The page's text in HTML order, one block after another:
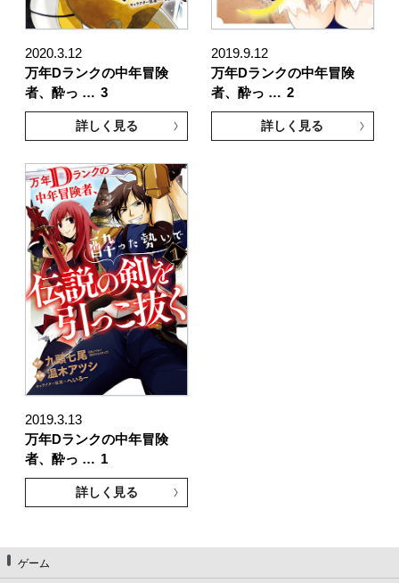
2020.3.12
万年Dランクの中年冒険
者、酔っ … 3
詳しく見る
2019.9.12
万年Dランクの中年冒険
者、酔っ … 2
詳しく見る
2019.3.13
万年Dランクの中年冒険
者、酔っ … 1
詳しく見る
ゲーム